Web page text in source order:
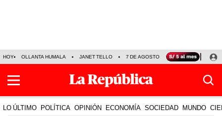
HOY OLLANTA HUMALA JANET TELLO 7 DE AGOSTO TINKA RESULTADOS
LO ÚLTIMO POLÍTICA OPINIÓN ECONOMÍA SOCIEDAD MUNDO